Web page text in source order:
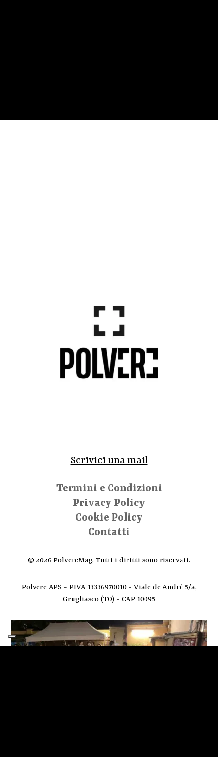
Scrivici una mail
Termini e Condizioni
Privacy Policy
Cookie Policy
Contatti
© 2026 PolvereMag, Tutti i diritti sono riservati.
Polvere APS - P.IVA 13336970010 - Viale de Andrè 5/a,
Grugliasco (TO) - CAP 10095